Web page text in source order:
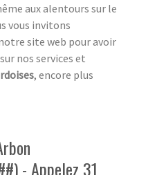
aux alentours sur le
vous invitons
site web pour avoir
nos services et
, encore plus
- Appelez 31